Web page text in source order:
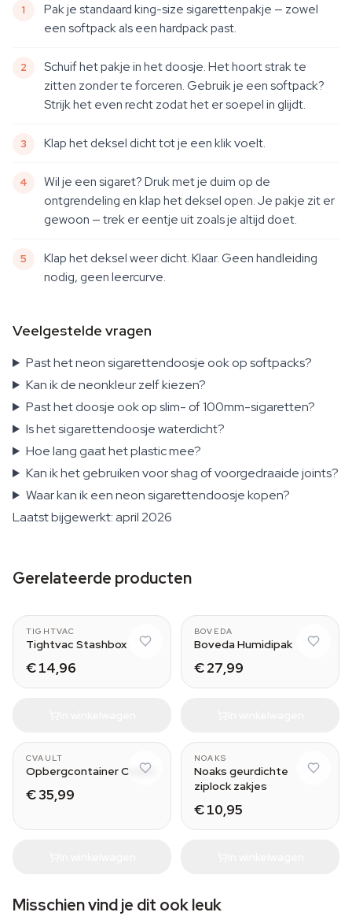
Pak je standaard king-size sigarettenpakje — zowel
een softpack als een hardpack past.
Schuif het pakje in het doosje. Het hoort strak te
zitten zonder te forceren. Gebruik je een softpack?
Strijk het even recht zodat het er soepel in glijdt.
Klap het deksel dicht tot je een klik voelt.
Wil je een sigaret? Druk met je duim op de
ontgrendeling en klap het deksel open. Je pakje zit er
gewoon — trek er eentje uit zoals je altijd doet.
Klap het deksel weer dicht. Klaar. Geen handleiding
nodig, geen leercurve.
Veelgestelde vragen
Past het neon sigarettendoosje ook op softpacks?
Kan ik de neonkleur zelf kiezen?
Past het doosje ook op slim- of 100mm-sigaretten?
Is het sigarettendoosje waterdicht?
Hoe lang gaat het plastic mee?
Kan ik het gebruiken voor shag of voorgedraaide joints?
Waar kan ik een neon sigarettendoosje kopen?
Laatst bijgewerkt: april 2026
Gerelateerde producten
TIGHTVAC
Tightvac Stashbox
€ 14,96
BOVEDA
Boveda Humidipak
€ 27,99
CVAULT
Opbergcontainer CVault
€ 35,99
NOAKS
Noaks geurdichte
ziplock zakjes
€ 10,95
Misschien vind je dit ook leuk